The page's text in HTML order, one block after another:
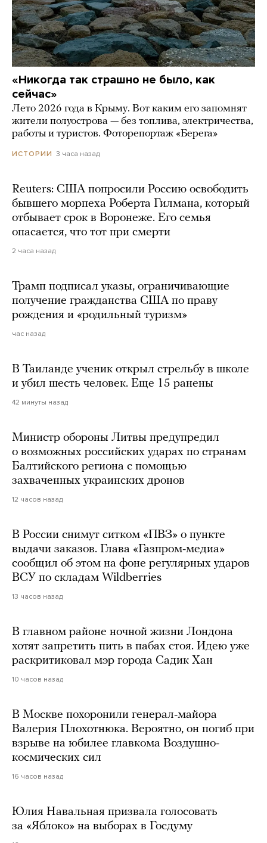
«Никогда так страшно не было, как
сейчас»
Лето 2026 года в Крыму. Вот каким его запомнят
жители полуострова — без топлива, электричества,
работы и туристов. Фоторепортаж «Берега»
ИСТОРИИ 3 часа назад
Reuters: США попросили Россию освободить
бывшего морпеха Роберта Гилмана, который
отбывает срок в Воронеже. Его семья
опасается, что тот при смерти
2 часа назад
Трамп подписал указы, ограничивающие
получение гражданства США по праву
рождения и «родильный туризм»
час назад
В Таиланде ученик открыл стрельбу в школе
и убил шесть человек. Еще 15 ранены
42 минуты назад
Министр обороны Литвы предупредил
о возможных российских ударах по странам
Балтийского региона с помощью
захваченных украинских дронов
12 часов назад
В России снимут ситком «ПВЗ» о пункте
выдачи заказов. Глава «Газпром-медиа»
сообщил об этом на фоне регулярных ударов
ВСУ по складам Wildberries
13 часов назад
В главном районе ночной жизни Лондона
хотят запретить пить в пабах стоя. Идею уже
раскритиковал мэр города Садик Хан
10 часов назад
В Москве похоронили генерал-майора
Валерия Плохотнюка. Вероятно, он погиб при
взрыве на юбилее главкома Воздушно-
космических сил
16 часов назад
Юлия Навальная призвала голосовать
за «Яблоко» на выборах в Госдуму